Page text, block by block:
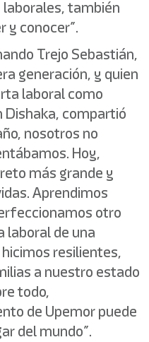
también
y conocer”.
Trejo Sebastián,
generación, y quien
laboral como
Dishaka, compartió
nosotros no
Hoy,
más grande y
Aprendimos
otro
laboral de una
resilientes,
a nuestro estado
todo,
de Upemor puede
del mundo”.